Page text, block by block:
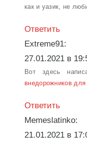
как и уазик, не
Ответить
Extreme91:
27.01.2021 в
Вот здесь
внедорожников для
Ответить
Memeslatinko:
21.01.2021 в